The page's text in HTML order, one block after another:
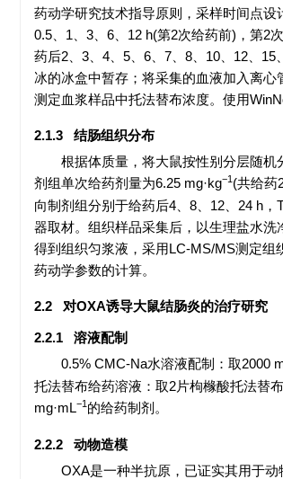
药动学研究技术指导原则，采样时间点设
0.5、1、3、6、12 h(第2次给药前)，第2
药后2、3、4、5、6、7、8、10、12、
冰的冰盒中暂存；将采集的血液加入离
测定血浆样品中托法替布浓度。使用
2.1.3 结肠组织分布
根据体质量，将大鼠按性别分层随机
剂组单次给药剂量为6.25 mg·kg−1 (共给药
向制剂组分别于给药后4、8、12、24 h
器取材。组织样品采集后，以生理盐水
得到组织匀浆液，采用LC-MS/MS测定组
药动学参数的计算。
2.2 对OXA诱导大鼠结肠炎的治疗研究
2.2.1 溶液配制
0.5% CMC-Na水溶液配制：取2000
托法替布给药溶液：取2片枸橼酸托法替
mg·mL−1 的给药制剂。
2.2.2 动物造模
OXA是一种半抗原，已证实其用于